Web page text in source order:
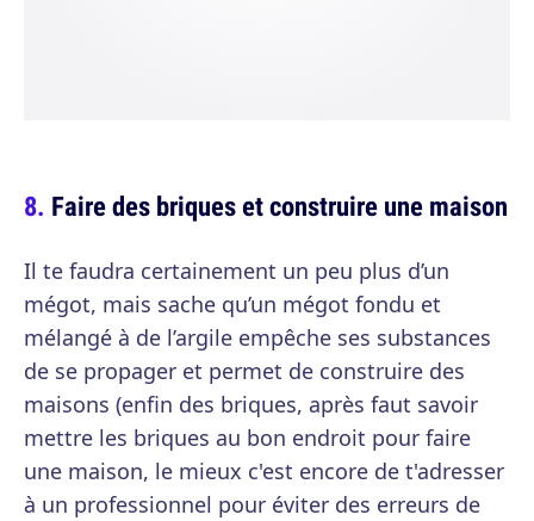
Faire des briques et construire une maison
Il te faudra certainement un peu plus d’un
mégot, mais sache qu’un mégot fondu et
mélangé à de l’argile empêche ses substances
de se propager et permet de construire des
maisons (enfin des briques, après faut savoir
mettre les briques au bon endroit pour faire
une maison, le mieux c'est encore de t'adresser
à un professionnel pour éviter des erreurs de